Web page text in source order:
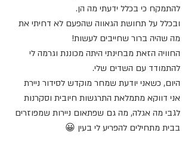
להתמקח כי בכלל ידעתי מה הן.
ובכלל על תחושת הגאווה שהפעם לא דחיתי את
מה שהיה ברור שחייבים לעשות!
החוויה הזאת מבחינתי היתה מכוננת וגרמה לי
להתמודד עם השדים שלי.
היום, כשאני יודעת שמחר מוקדש לסידור ניירת
אני דווקא מתמלאת התרגשות חיובית וסקרנות
לגבי מה אגלה, מה גם שפתאום ניירות שמפוזרים
בבית מתחילים להפריע לי בעין 😀